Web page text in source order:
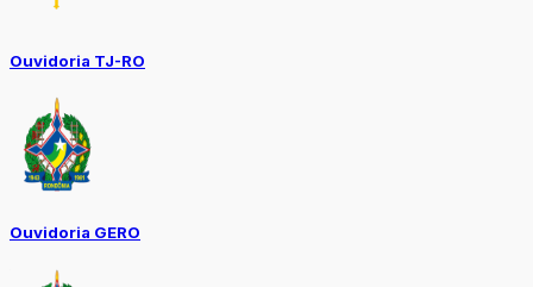
Ouvidoria TJ-RO
Ouvidoria GERO